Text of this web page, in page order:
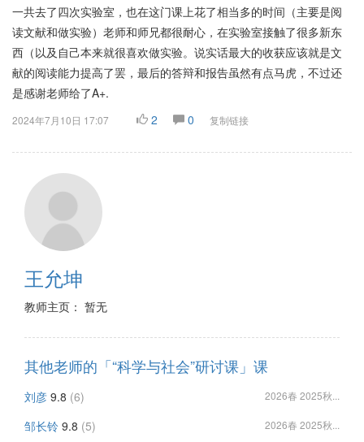
一共去了四次实验室，也在这门课上花了相当多的时间（主要是阅
读文献和做实验）老师和师兄都很耐心，在实验室接触了很多新东
西（以及自己本来就很喜欢做实验。说实话最大的收获应该就是文
献的阅读能力提高了罢，最后的答辩和报告虽然有点马虎，不过还
是感谢老师给了A+.
2024年7月10日 17:07 2 0 复制链接
王允坤
教师主页： 暂无
其他老师的「“科学与社会”研讨课」课
刘彦 9.8 (6) 2026春 2025秋...
邹长铃 9.8 (5) 2026春 2025秋...